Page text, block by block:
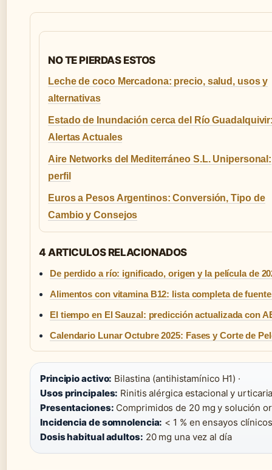
NO TE PIERDAS ESTOS
Leche de coco Mercadona: precio, salud, usos y
alternativas
Estado de Inundación cerca del Río
Alertas Actuales
Aire Networks del Mediterráneo S.L. Unipersonal:
perfil
Euros a Pesos Argentinos: Conversión, Tipo de
Cambio y Consejos
4 ARTICULOS RELACIONADOS
De perdido a río: ignificado, origen y la película de
Alimentos con vitamina B12: lista completa de
El tiempo en El Sauzal: predicción actualizada con
Calendario Lunar Octubre 2025: Fases y Corte de
Principio activo: Bilastina (antihistamínico H1) ·
Usos principales: Rinitis alérgica estacional y
Presentaciones: Comprimidos de 20 mg y solución
Incidencia de somnolencia: < 1 % en ensayos clínicos
Dosis habitual adultos: 20 mg una vez al día